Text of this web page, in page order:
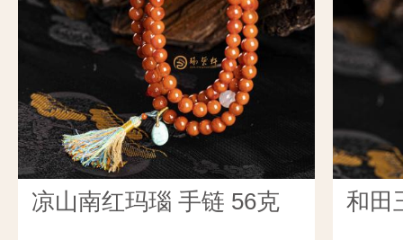
凉山南红玛瑙 手链 56克 和田